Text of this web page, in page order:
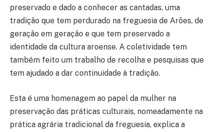
preservado e dado a conhecer as cantadas, uma
tradição que tem perdurado na freguesia de Arões, de
geração em geração e que tem preservado a
identidade da cultura aroense. A coletividade tem
também feito um trabalho de recolha e pesquisas que
tem ajudado a dar continuidade à tradição.
Esta é uma homenagem ao papel da mulher na
preservação das práticas culturais, nomeadamente na
prática agrária tradicional da freguesia, explica a